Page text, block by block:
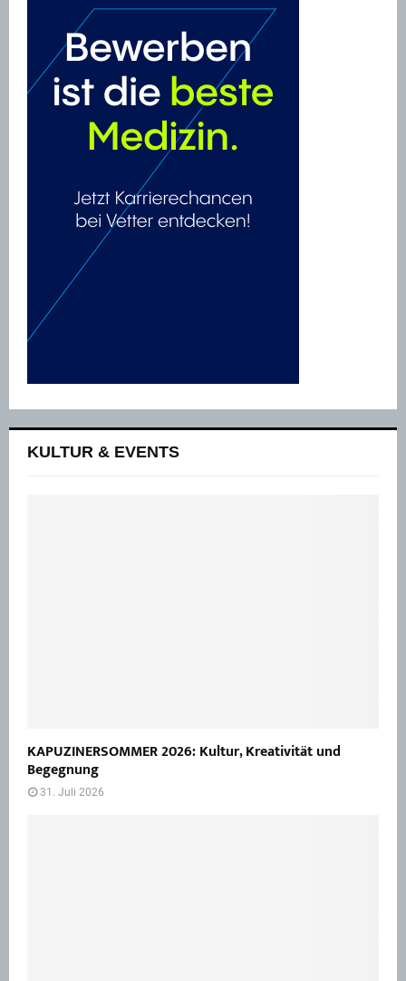
KULTUR & EVENTS
KAPUZINERSOMMER 2026: Kultur, Kreativität und
Begegnung
31. Juli 2026